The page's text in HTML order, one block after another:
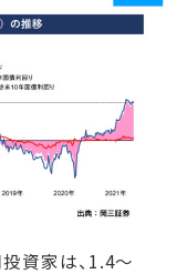
資家は、1.4～